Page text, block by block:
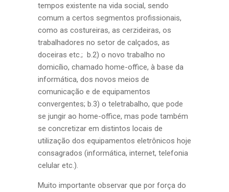
tempos existente na vida social, sendo
comum a certos segmentos profissionais,
como as costureiras, as cerzideiras, os
trabalhadores no setor de calçados, as
doceiras etc.; b.2) o novo trabalho no
domicílio, chamado home-office, à base da
informática, dos novos meios de
comunicação e de equipamentos
convergentes; b.3) o teletrabalho, que pode
se jungir ao home-office, mas pode também
se concretizar em distintos locais de
utilização dos equipamentos eletrônicos hoje
consagrados (informática, internet, telefonia
celular etc.).
Muito importante observar que por força do